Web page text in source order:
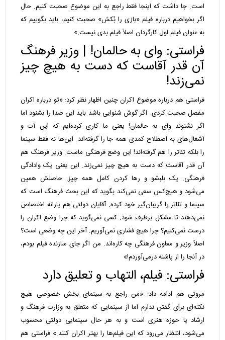
است. جا داشت که اینجا فقط راجع به این موضوع صحبت کنیم. حال
اگر بخواهیم درباره فیلم «بازی را بُکش» صحبت کنیم، باید بگوییم که
به عنوان فیلم اول کارگردان اصلاً فیلم بدی نیست.»
فراستی: وای به حالمان! | وزیر فرهنگ
آن قدر آقاست که دست به هیچ چیز
نمی‌زند!
فراستی هم درباره موضوع اکران چنین اظهار نظر کرد: «تو درباره اکران
مفصل صحبت کردی. اگر گوش شنوایی باشد باید این صدا را بشنود اما
اگر نشنوند وای به حالمان! یعنی ما کاری کرده‌ایم که این آت و
آشغال‌های به اصطلاح کمدی همه جا را گرفته‌اند. این‌ها نه فقط سینما
را بلکه تئاتر را هم گرفته‌اند! این وضع فرهنگی ماست. وزیر فرهنگ هم
آن قدر آقاست که دست به هیچ چیز نمی‌زند. این یعنی یک وادادگی
فرهنگی. یک بلبشو و رها کردن کامل همه چیز. حاصلش همین
می‌شود و هیچ‌کس سعی نمی‌کند بگوید که این بحث فرهنگ است که
سینما و تئاتر را گریبان‌گیر خود کرده. آقایان دولتی هم یارانه اختصاص
نمی‌دهند تا مشکل برطرف شود. کسی نمی‌گوید که چرا وضع اکران را
درست نمی‌کنیم؟ چرا هیچ فشاری نمی‌آوریم. آخر این چه وضعی است؟
اصلاً وزیر و معاون فرهنگی چه کاره‌اند. من اگر جای سازنده فیلم بودم،
در آنجا را از پاشنه درمی‌آوردم!»
فراستی: فیلم، التهاب و تعلیق دارد
مروتی هم ادامه داد: «من راجع به سینمای بخش خصوصی هیچ
نکته‌ای برای گفتن ندارم اما از سینمایی که متعلق به وزارت فرهنگ و
ارشاد یا حوزه هنری است و به هر حال سینمایی دولتی محسوب
می‌شود، انتظار می‌رود که این فیلم‌ها را بهتر اکران کنند.» فراستی هم